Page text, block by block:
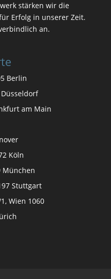
stärken wir die
Erfolg in unserer Zeit.
an.
Berlin
am Main
Köln
München
Stuttgart
Wien 1060